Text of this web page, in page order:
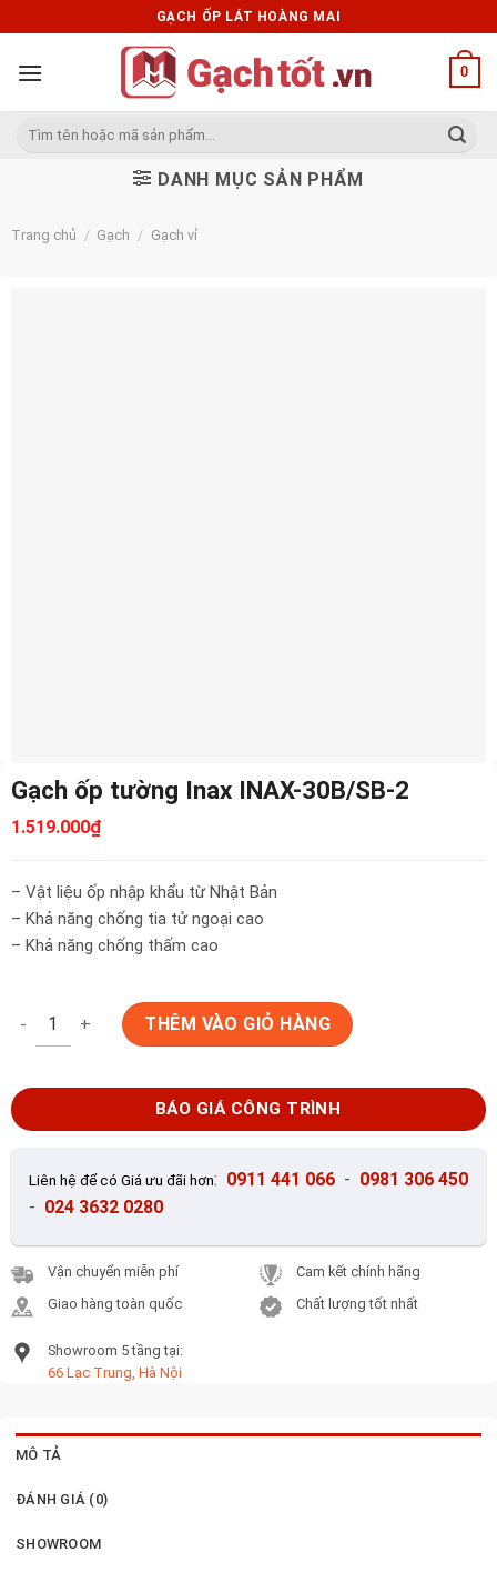
to
content
GẠCH ỐP LÁT HOÀNG MAI
0
Tìm
DANH MỤC SẢN PHẨM
Trang chủ / Gạch / Gạch vỉ
Gạch ốp tường Inax INAX-30B/SB-2
1.519.000₫
– Vật liệu ốp nhập khẩu từ Nhật Bản
– Khả năng chống tia tử ngoại cao
– Khả năng chống thấm cao
Gạch ốp tường Inax INAX-30B/SB-2 số lượng
THÊM VÀO GIỎ HÀNG
BÁO GIÁ CÔNG TRÌNH
Liên hệ để có Giá ưu đãi hơn: 0911 441 066 - 0981 306 450
- 024 3632 0280
Vận chuyển miễn phí
Giao hàng toàn quốc
Cam kết chính hãng
Chất lượng tốt nhất
Showroom 5 tầng tại:
66 Lạc Trung, Hà Nội
MÔ TẢ
ĐÁNH GIÁ (0)
SHOWROOM